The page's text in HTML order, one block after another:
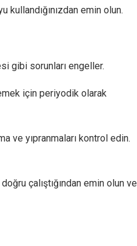
kullandığınızdan emin olun.
gibi sorunları engeller.
için periyodik olarak
ve yıpranmaları kontrol edin.
çalıştığından emin olun ve